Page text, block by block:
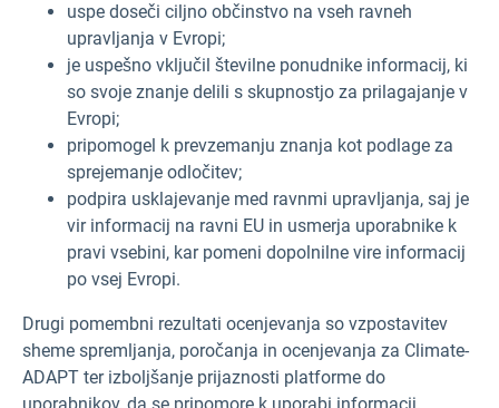
uspe doseči ciljno občinstvo na vseh ravneh
upravljanja v Evropi;
je uspešno vključil številne ponudnike informacij, ki
so svoje znanje delili s skupnostjo za prilagajanje v
Evropi;
pripomogel k prevzemanju znanja kot podlage za
sprejemanje odločitev;
podpira usklajevanje med ravnmi upravljanja, saj je
vir informacij na ravni EU in usmerja uporabnike k
pravi vsebini, kar pomeni dopolnilne vire informacij
po vsej Evropi.
Drugi pomembni rezultati ocenjevanja so vzpostavitev
sheme spremljanja, poročanja in ocenjevanja za Climate-
ADAPT ter izboljšanje prijaznosti platforme do